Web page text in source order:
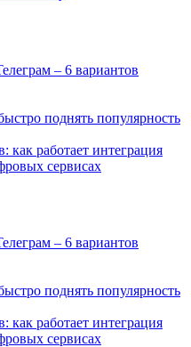
– 6 вариантов
поднять популярность
как работает интеграция
сервисах
– 6 вариантов
поднять популярность
как работает интеграция
сервисах